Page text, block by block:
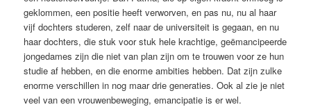
geklommen, een positie heeft verworven, en pas nu, nu al haar
vijf dochters studeren, zelf naar de universiteit is gegaan, en nu
haar dochters, die stuk voor stuk hele krachtige, geëmancipeerde
jongedames zijn die niet van plan zijn om te trouwen voor ze hun
studie af hebben, en die enorme ambities hebben. Dat zijn zulke
enorme verschillen in nog maar drie generaties. Ook al zie je niet
veel van een vrouwenbeweging, emancipatie is er wel.